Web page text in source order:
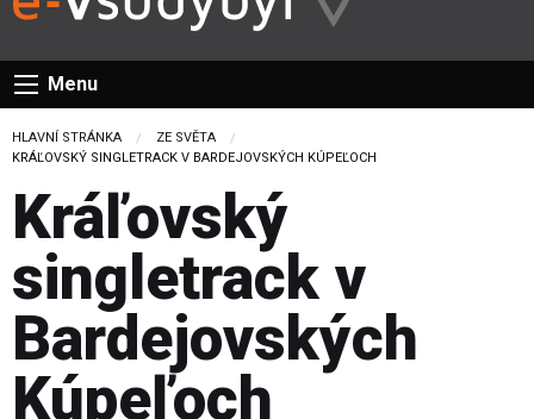
Menu
HLAVNÍ STRÁNKA
ZE SVĚTA
CURRENT:
KRÁĽOVSKÝ SINGLETRACK V BARDEJOVSKÝCH KÚPEĽOCH
Kráľovský
singletrack v
Bardejovských
Kúpeľoch